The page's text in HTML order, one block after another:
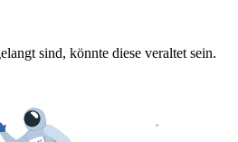
sind, könnte diese veraltet sein.